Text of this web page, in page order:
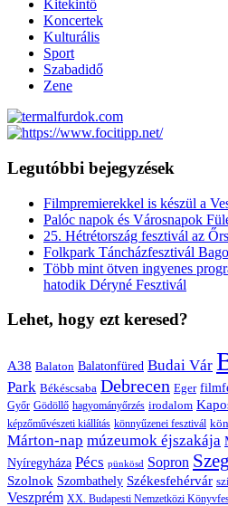
Kitekintő
Koncertek
Kulturális
Sport
Szabadidő
Zene
Legutóbbi bejegyzések
Filmpremierekkel is készül a
Palóc napok és Városnapok
25. Hétrétország fesztivál az
Folkpark Táncházfesztivál
Több mint ötven ingyenes
hatodik Déryné Fesztivál
Lehet, hogy ezt keresed?
A38 Balaton Balatonfüred Budai Vár
Park Békéscsaba Debrecen Eger
Győr Gödöllő hagyományőrzés irodalom
képzőművészeti kiállítás könnyűzenei fesztivál
Márton-nap múzeumok éjszakája
Nyíregyháza Pécs pünkösd Sopron
Szolnok Szombathely Székesfehérvár
Veszprém XX. Budapesti Nemzetközi